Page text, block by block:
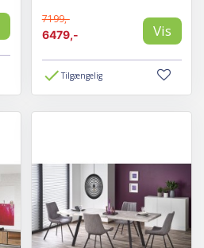
7199,-
6479,-
Vis
Tilgængelig